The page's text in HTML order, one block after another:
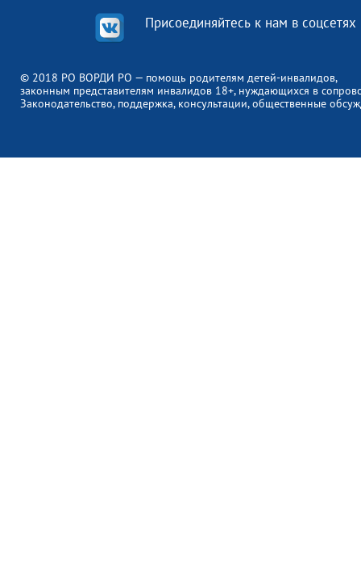
© 2018 РО ВОРДИ РО — помощь родителям детей-инвалидов,
законным представителям инвалидов 18+, нуждающихся в
Законодательство, поддержка, консультации, общественные
Присоединяйтесь к нам в соцсетях